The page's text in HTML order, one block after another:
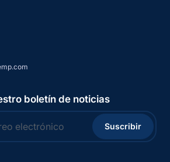
boletín de noticias
Suscribir